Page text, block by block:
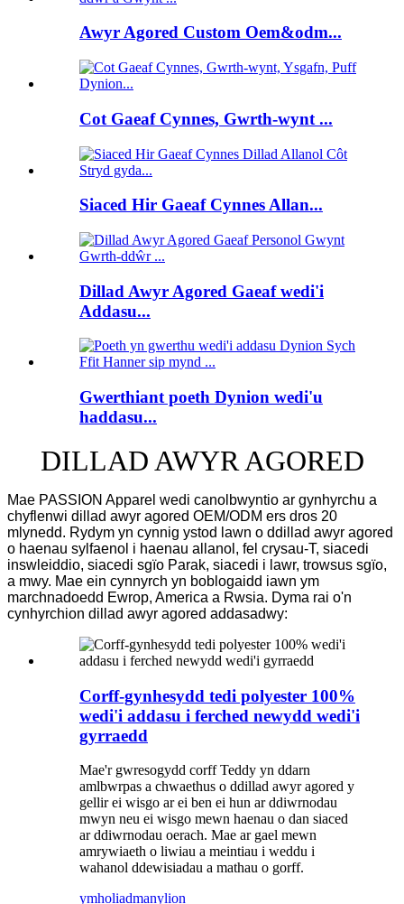
Awyr Agored Custom Oem&odm...
Cot Gaeaf Cynnes, Gwrth-wynt ...
Siaced Hir Gaeaf Cynnes Allan...
Dillad Awyr Agored Gaeaf wedi'i
Addasu...
Gwerthiant poeth Dynion wedi'u
haddasu...
DILLAD AWYR AGORED
Mae PASSION Apparel wedi canolbwyntio ar gynhyrchu a
chyflenwi dillad awyr agored OEM/ODM ers dros 20
mlynedd. Rydym yn cynnig ystod lawn o ddillad awyr agored
o haenau sylfaenol i haenau allanol, fel crysau-T, siacedi
inswleiddio, siacedi sgïo Parak, siacedi i lawr, trowsus sgïo,
a mwy. Mae ein cynnyrch yn boblogaidd iawn ym
marchnadoedd Ewrop, America a Rwsia. Dyma rai o'n
cynhyrchion dillad awyr agored addasadwy:
Corff-gynhesydd tedi polyester 100%
wedi'i addasu i ferched newydd wedi'i
gyrraedd
Mae'r gwresogydd corff Teddy yn ddarn
amlbwrpas a chwaethus o ddillad awyr agored y
gellir ei wisgo ar ei ben ei hun ar ddiwrnodau
mwyn neu ei wisgo mewn haenau o dan siaced
ar ddiwrnodau oerach. Mae ar gael mewn
amrywiaeth o liwiau a meintiau i weddu i
wahanol ddewisiadau a mathau o gorff.
ymholiadmanylion